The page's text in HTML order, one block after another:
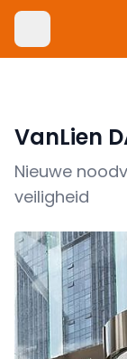
VanLien
Nieuwe
veiligheid